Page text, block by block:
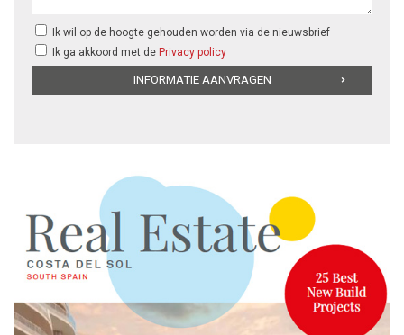
Ik wil op de hoogte gehouden worden via de nieuwsbrief
Ik ga akkoord met de Privacy policy